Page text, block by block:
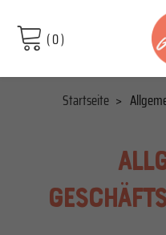
(0)
Startseite